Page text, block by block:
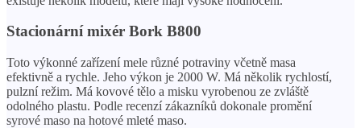
Stacionární mixér Bork B800
Toto výkonné zařízení mele různé potraviny včetně masa
efektivně a rychle. Jeho výkon je 2000 W. Má několik rychlostí,
pulzní režim. Má kovové tělo a misku vyrobenou ze zvláště
odolného plastu. Podle recenzí zákazníků dokonale promění
syrové maso na hotové mleté ​​maso.